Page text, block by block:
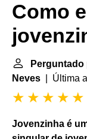
Como
Perguntado
Neves | Última
Jovenzinha é